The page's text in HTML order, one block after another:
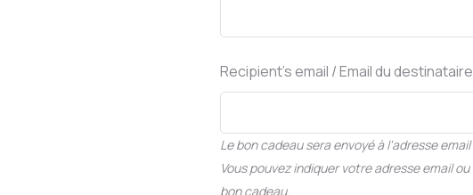
Recipient's email / Email du
Le bon cadeau sera envoyé à l'adresse
Vous pouvez indiquer votre adresse email
bon cadeau.